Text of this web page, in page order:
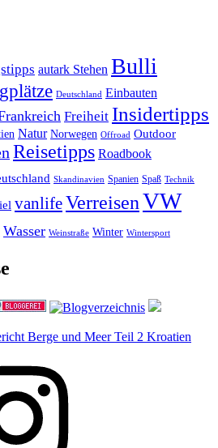
autark Stehen Bulli
Deutschland Einbauten
Freiheit Insidertipps
Natur Norwegen Offroad Outdoor
Reisetipps Roadbook
Skandinavien Spanien Spaß Technik
vanlifeVerreisenVW
Wasser Weinstraße Winter Wintersport
Berge und Meer Teil 2 Kroatien